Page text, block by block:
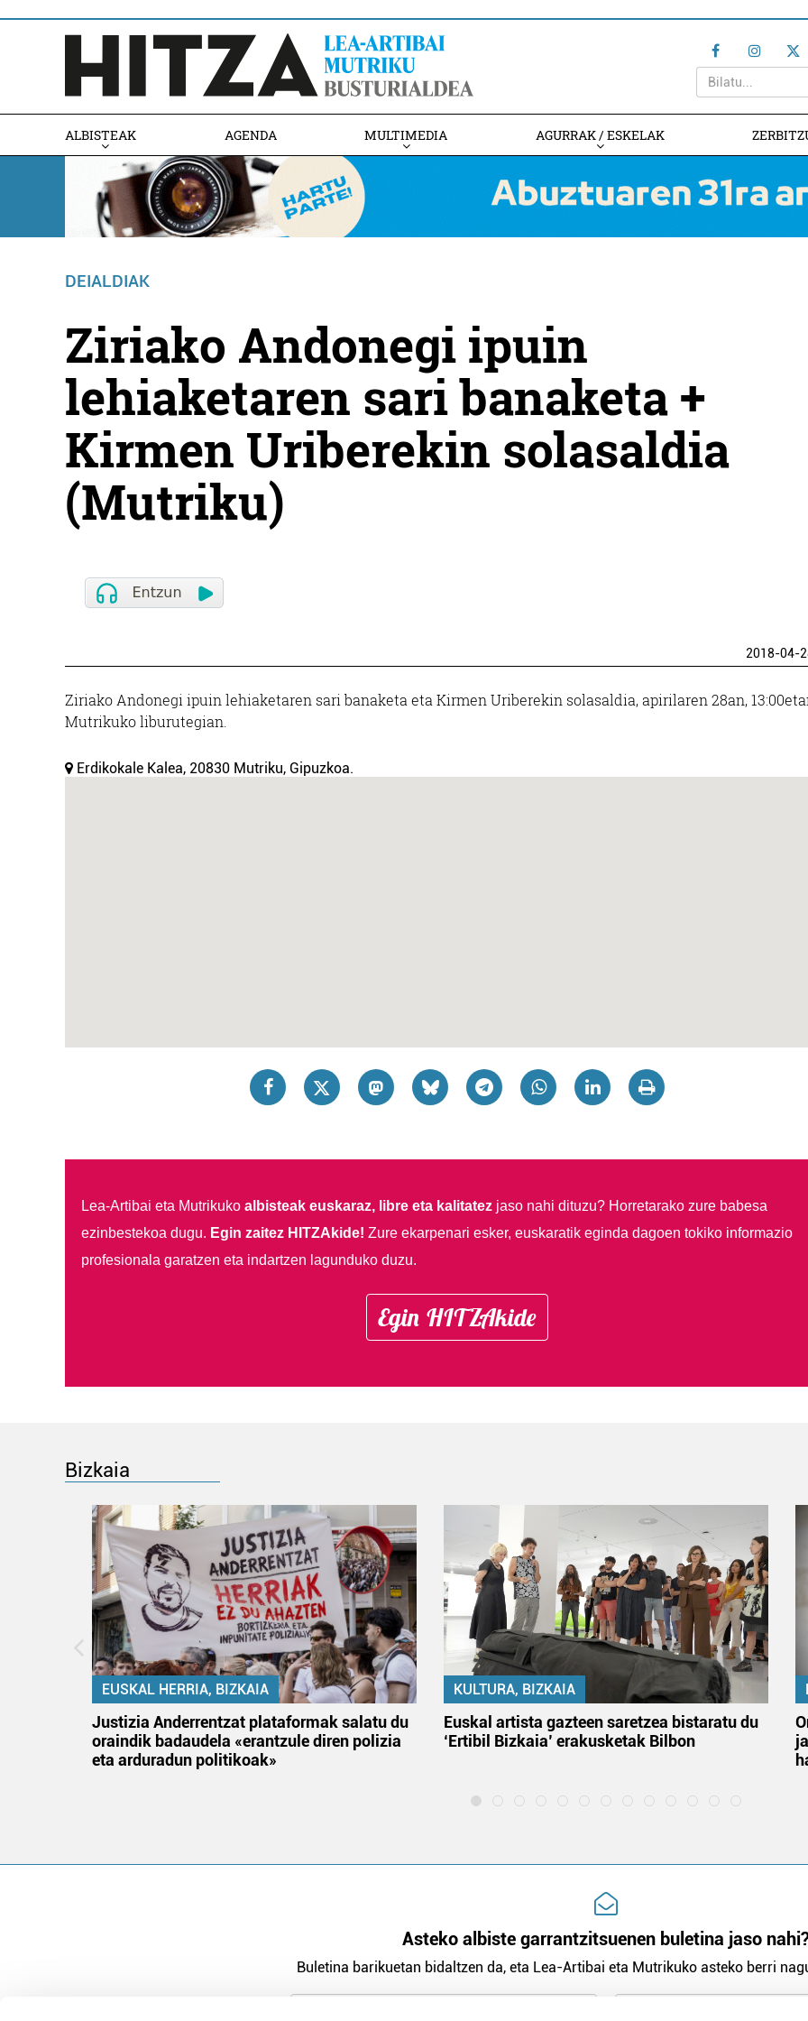
ALBISTEAK AGENDA MULTIMEDIA AGURRAK / ESKELAK
DEIALDIAK
Ziriako Andonegi ipuin
lehiaketaren sari banaketa +
Kirmen Uriberekin solasaldia
(Mutriku)
2018-04-
Ziriako Andonegi ipuin lehiaketaren sari banaketa eta Kirmen Uriberekin solasaldia, apirilaren 28an,
Mutrikuko liburutegian.
Erdikokale Kalea, 20830 Mutriku, Gipuzkoa.
Lea-Artibai eta Mutrikuko albisteak euskaraz, libre eta kalitatezjaso nahi dituzu? Horretarako zure babesa
ezinbestekoa dugu. Egin zaitez HITZAkide! Zure ekarpenari esker, euskaratik eginda dagoen tokiko informazio
profesionala garatzen eta indartzen lagunduko duzu.
Egin HITZAkide
Bizkaia
EUSKAL HERRIA, BIZKAIA
Justizia Anderrentzat plataformak salatu du
oraindik badaudela «erantzule diren polizia
eta arduradun politikoak»
KULTURA, BIZKAIA
Euskal artista gazteen saretzea bistaratu du
‘Ertibil Bizkaia’ erakusketak Bilbon
Asteko albiste garrantzitsuenen buletina jaso
Buletina barikuetan bidaltzen da, eta Lea-Artibai eta Mutrikuko asteko berri